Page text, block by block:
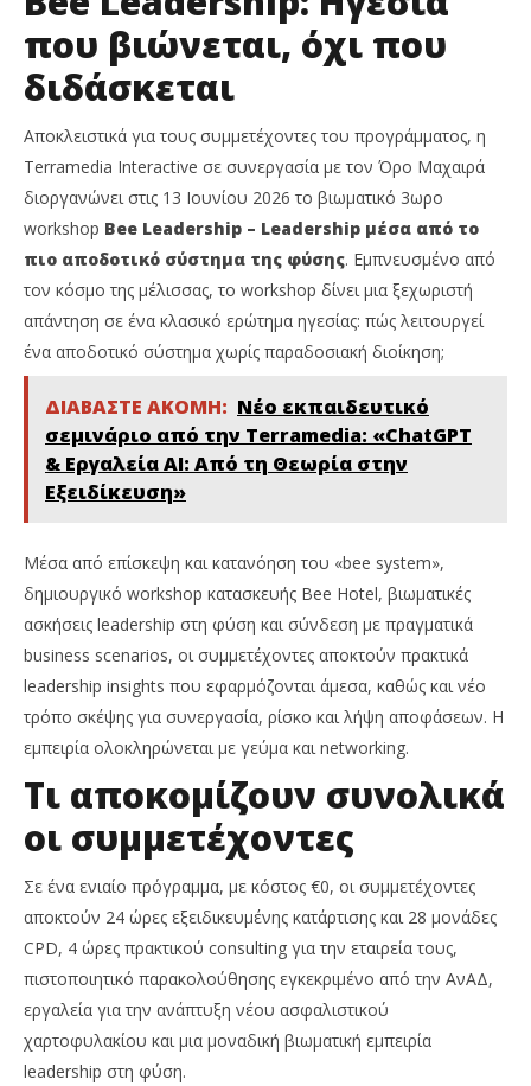
που βιώνεται, όχι που
διδάσκεται
Αποκλειστικά για τους συμμετέχοντες του προγράμματος, η
Terramedia Interactive σε συνεργασία με τον Όρο Μαχαιρά
διοργανώνει στις 13 Ιουνίου 2026 το βιωματικό 3ωρο
workshop Bee Leadership – Leadership μέσα από το
πιο αποδοτικό σύστημα της φύσης. Εμπνευσμένο από
τον κόσμο της μέλισσας, το workshop δίνει μια ξεχωριστή
απάντηση σε ένα κλασικό ερώτημα ηγεσίας: πώς λειτουργεί
ένα αποδοτικό σύστημα χωρίς παραδοσιακή διοίκηση;
ΔΙΑΒΑΣΤΕ ΑΚΟΜΗ: Νέο εκπαιδευτικό
σεμινάριο από την Terramedia: «ChatGPT
& Εργαλεία ΑΙ: Από τη Θεωρία στην
Εξειδίκευση»
Μέσα από επίσκεψη και κατανόηση του «bee system»,
δημιουργικό workshop κατασκευής Bee Hotel, βιωματικές
ασκήσεις leadership στη φύση και σύνδεση με πραγματικά
business scenarios, οι συμμετέχοντες αποκτούν πρακτικά
leadership insights που εφαρμόζονται άμεσα, καθώς και νέο
τρόπο σκέψης για συνεργασία, ρίσκο και λήψη αποφάσεων. Η
εμπειρία ολοκληρώνεται με γεύμα και networking.
Τι αποκομίζουν συνολικά
οι συμμετέχοντες
Σε ένα ενιαίο πρόγραμμα, με κόστος €0, οι συμμετέχοντες
αποκτούν 24 ώρες εξειδικευμένης κατάρτισης και 28 μονάδες
CPD, 4 ώρες πρακτικού consulting για την εταιρεία τους,
πιστοποιητικό παρακολούθησης εγκεκριμένο από την ΑνΑΔ,
εργαλεία για την ανάπτυξη νέου ασφαλιστικού
χαρτοφυλακίου και μια μοναδική βιωματική εμπειρία
leadership στη φύση.